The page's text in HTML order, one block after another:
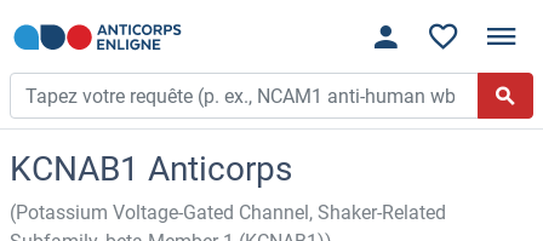
KCNAB1 Anticorps
(Potassium Voltage-Gated Channel, Shaker-Related